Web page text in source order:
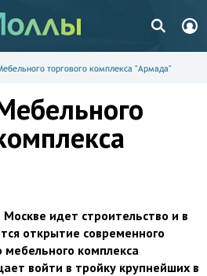
торгового комплекса "Армада"
идет строительство и в
открытие современного
комплекса
войти в тройку крупнейших в